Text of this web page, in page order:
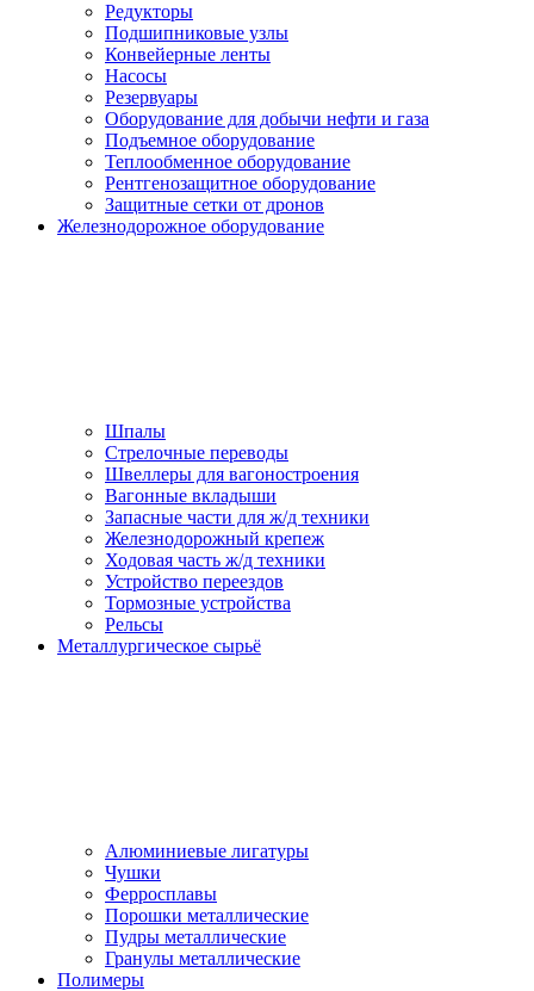
Редукторы
Подшипниковые узлы
Конвейерные ленты
Насосы
Резервуары
Оборудование для добычи нефти и газа
Подъемное оборудование
Теплообменное оборудование
Рентгенозащитное оборудование
Защитные сетки от дронов
Железнодорожное оборудование
Шпалы
Стрелочные переводы
Швеллеры для вагоностроения
Вагонные вкладыши
Запасные части для ж/д техники
Железнодорожный крепеж
Ходовая часть ж/д техники
Устройство переездов
Тормозные устройства
Рельсы
Металлургическое сырьё
Алюминиевые лигатуры
Чушки
Ферросплавы
Порошки металлические
Пудры металлические
Гранулы металлические
Полимеры